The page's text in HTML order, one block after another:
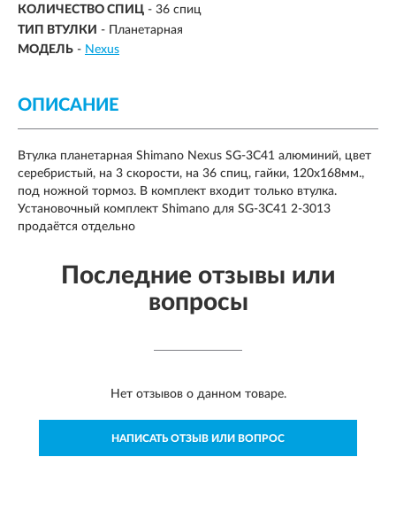
КОЛИЧЕСТВО СПИЦ - 36 спиц
ТИП ВТУЛКИ - Планетарная
МОДЕЛЬ - Nexus
ОПИСАНИЕ
Втулка планетарная Shimano Nexus SG-3С41 алюминий, цвет
серебристый, на 3 скорости, на 36 спиц, гайки, 120x168мм.,
под ножной тормоз. В комплект входит только втулка.
Установочный комплект Shimano для SG-3C41 2-3013
продаётся отдельно
Последние отзывы или
вопросы
Нет отзывов о данном товаре.
НАПИСАТЬ ОТЗЫВ ИЛИ ВОПРОС